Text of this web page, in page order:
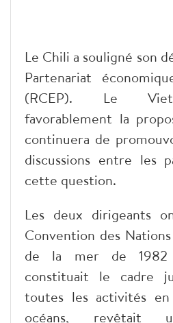
Le Chili a souligné son
Partenariat
(RCEP). Le
favorablement la
continuera de
discussions entre les
cette question.
Les deux dirigeants
Convention des
de la mer de 1982
constituait le cadre
toutes les activités
océans, revêtait